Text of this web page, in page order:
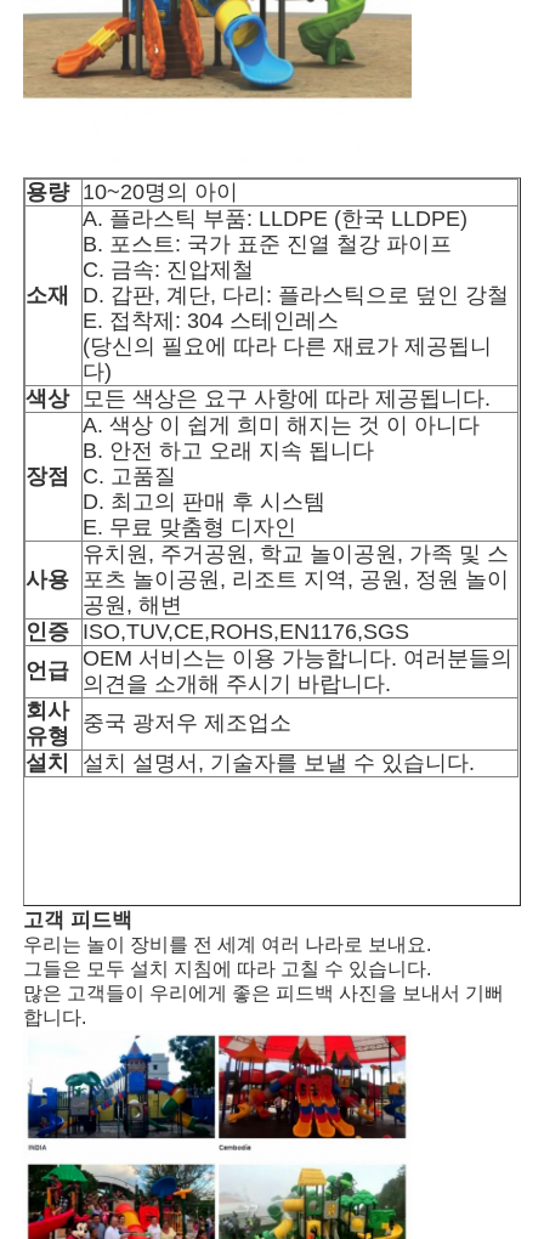
제품
공장 투어
품질 관리
문의하기
견적 요청
공원 놀이터 디자인
워터파크 설계
사용자 지정 놀이터 슬라이드
어린이 들 이 스윙 으로 미끄러지는 것
작은 놀이터
어린이 물 슬라이드
사용자 정의 물 슬라이드
용량 10~20명의 아이
소재
A. 플라스틱 부품: LLDPE (한국 LLDPE)
B. 포스트: 국가 표준 진열 철강 파이프
C. 금속: 진압제철
D. 갑판, 계단, 다리: 플라스틱으로 덮인 강철
E. 접착제: 304 스테인레스
(당신의 필요에 따라 다른 재료가 제공됩니
다)
색상
모든 색상은 요구 사항에 따라 제공됩니다.
장점
A. 색상 이 쉽게 희미 해지는 것 이 아니다
B. 안전 하고 오래 지속 됩니다
C. 고품질
D. 최고의 판매 후 시스템
E. 무료 맞춤형 디자인
사용
유치원, 주거공원, 학교 놀이공원, 가족 및 스
포츠 놀이공원, 리조트 지역, 공원, 정원 놀이
공원, 해변
인증 ISO,TUV,CE,ROHS,EN1176,SGS
언급 OEM 서비스는 이용 가능합니다. 여러분들의
의견을 소개해 주시기 바랍니다.
회사
유형
중국 광저우 제조업소
설치
설치 설명서, 기술자를 보낼 수 있습니다.
고객 피드백
우리는 놀이 장비를 전 세계 여러 나라로 보내요.
그들은 모두 설치 지침에 따라 고칠 수 있습니다.
많은 고객들이 우리에게 좋은 피드백 사진을 보내서 기뻐
합니다.